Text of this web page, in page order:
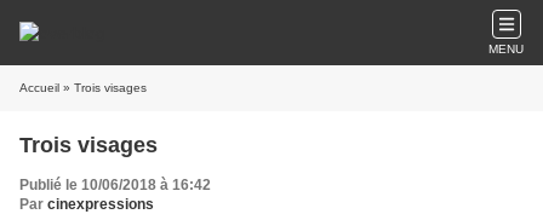
MENU
Accueil » Trois visages
Trois visages
Publié le 10/06/2018 à 16:42
Par cinexpressions